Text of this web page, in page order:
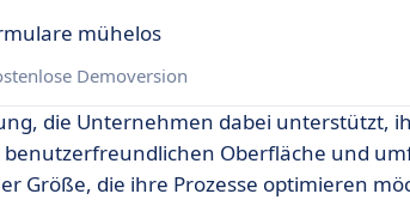
mühelos
Demoversion
die Unternehmen dabei unterstützt,
Oberfläche und
Größe, die ihre Prozesse optimieren